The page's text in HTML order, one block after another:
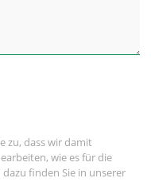
zu, dass wir damit
wie es für die
finden Sie in unserer